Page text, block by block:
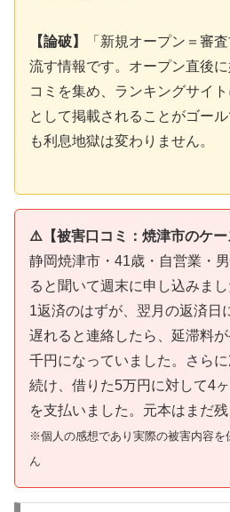
【論破】
「新規オープン＝審
流す情報です。オープン直後
コミを集め、ランキングサイト
として掲載されることがゴー
も利息地獄は変わりません。
⚠️【被害口コミ：焼津市のケー
静岡焼津市・41歳・自営業・
ると聞いて週末に申し込みま
1返済のはずが、翌月の返済日
遅れると連絡したら、延滞料
千円になっていました。さら
続け、借りた5万円に対して4
を支払いました。元本はまだ残
※個人の感想であり実際の被害内容を
ん